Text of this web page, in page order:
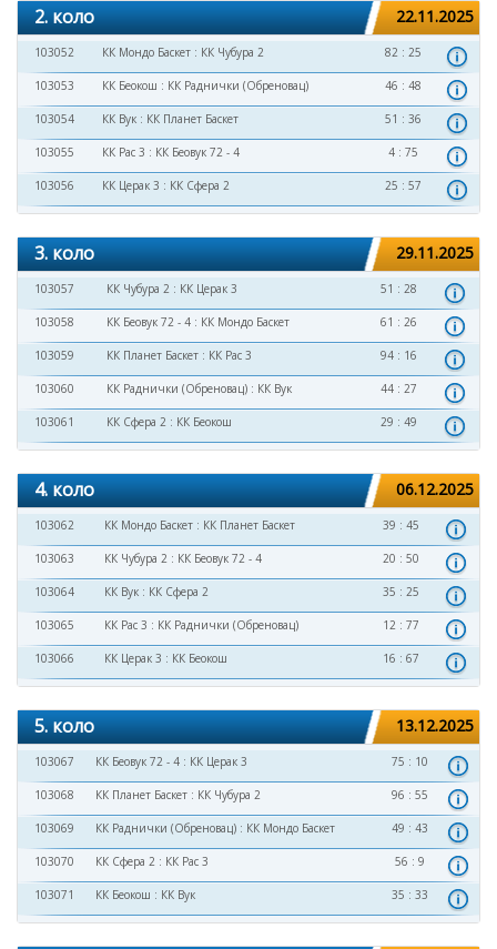
2. коло 22.11.2025
103052 КК Мондо Баскет : КК Чубура 2 82 : 25
103053 КК Беокош : КК Раднички (Обреновац) 46 : 48
103054 КК Вук : КК Планет Баскет 51 : 36
103055 КК Рас 3 : КК Беовук 72 - 4 4 : 75
103056 КК Церак 3 : КК Сфера 2 25 : 57
3. коло 29.11.2025
103057 КК Чубура 2 : КК Церак 3 51 : 28
103058 КК Беовук 72 - 4 : КК Мондо Баскет 61 : 26
103059 КК Планет Баскет : КК Рас 3 94 : 16
103060 КК Раднички (Обреновац) : КК Вук 44 : 27
103061 КК Сфера 2 : КК Беокош 29 : 49
4. коло 06.12.2025
103062 КК Мондо Баскет : КК Планет Баскет 39 : 45
103063 КК Чубура 2 : КК Беовук 72 - 4 20 : 50
103064 КК Вук : КК Сфера 2 35 : 25
103065 КК Рас 3 : КК Раднички (Обреновац) 12 : 77
103066 КК Церак 3 : КК Беокош 16 : 67
5. коло 13.12.2025
103067 КК Беовук 72 - 4 : КК Церак 3 75 : 10
103068 КК Планет Баскет : КК Чубура 2 96 : 55
103069 КК Раднички (Обреновац) : КК Мондо Баскет 49 : 43
103070 КК Сфера 2 : КК Рас 3 56 : 9
103071 КК Беокош : КК Вук 35 : 33